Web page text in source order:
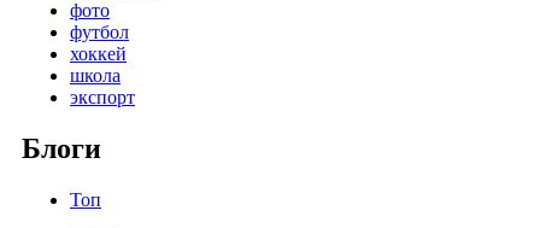
фото
футбол
хоккей
школа
экспорт
Блоги
Топ